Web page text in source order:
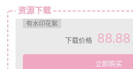
资源下载
有水印花絮
下载价格 88.88
立即购买